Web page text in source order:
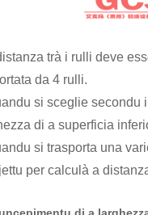
trà i rulli deve
da 4 rulli.
si sceglie secondu
di a superficia
si trasporta una
per calculà a
di a